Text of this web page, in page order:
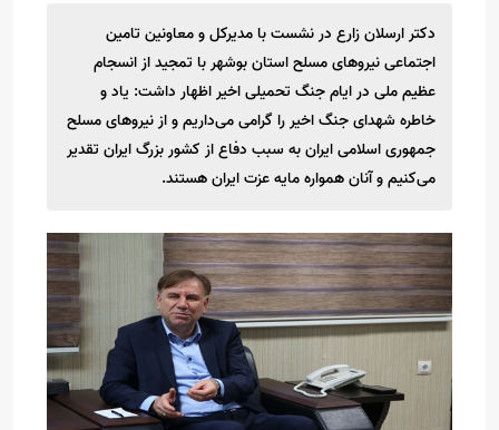
دکتر ارسلان زارع در نشست با مدیرکل و معاونین تامین
اجتماعی نیروهای مسلح استان بوشهر با تمجید از انسجام
عظیم ملی در ایام جنگ تحمیلی اخیر اظهار داشت: یاد و
خاطره شهدای جنگ اخیر را گرامی می‌داریم و از نیروهای مسلح
جمهوری اسلامی ایران به سبب دفاع از کشور بزرگ ایران تقدیر
می‌کنیم و آنان همواره مایه عزت ایران هستند.